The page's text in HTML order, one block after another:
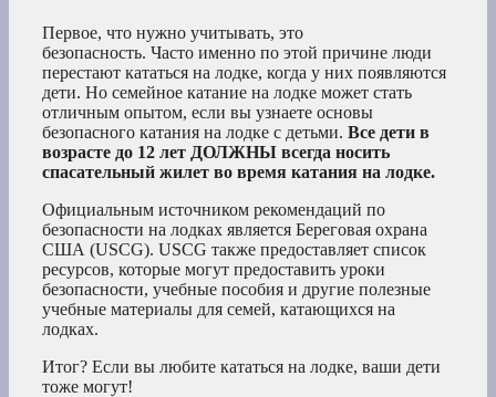
Первое, что нужно учитывать, это
безопасность. Часто именно по этой причине люди
перестают кататься на лодке, когда у них появляются
дети. Но семейное катание на лодке может стать
отличным опытом, если вы узнаете основы
безопасного катания на лодке с детьми. Все дети в
возрасте до 12 лет ДОЛЖНЫ всегда носить
спасательный жилет во время катания на лодке.
Официальным источником рекомендаций по
безопасности на лодках является Береговая охрана
США (USCG). USCG также предоставляет список
ресурсов, которые могут предоставить уроки
безопасности, учебные пособия и другие полезные
учебные материалы для семей, катающихся на
лодках.
Итог? Если вы любите кататься на лодке, ваши дети
тоже могут!